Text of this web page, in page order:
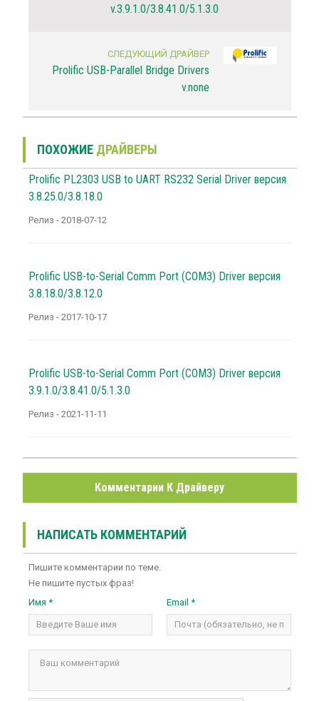
v.3.9.1.0/3.8.41.0/5.1.3.0
СЛЕДУЮЩИЙ ДРАЙВЕР
Prolific USB-Parallel Bridge Drivers
v.none
ПОХОЖИЕ ДРАЙВЕРЫ
Prolific PL2303 USB to UART RS232 Serial Driver версия
3.8.25.0/3.8.18.0
Релиз - 2018-07-12
Prolific USB-to-Serial Comm Port (COM3) Driver версия
3.8.18.0/3.8.12.0
Релиз - 2017-10-17
Prolific USB-to-Serial Comm Port (COM3) Driver версия
3.9.1.0/3.8.41.0/5.1.3.0
Релиз - 2021-11-11
Комментарии К Драйверу
НАПИСАТЬ КОММЕНТАРИЙ
Пишите комментарии по теме.
Не пишите пустых фраз!
Имя *
Email *